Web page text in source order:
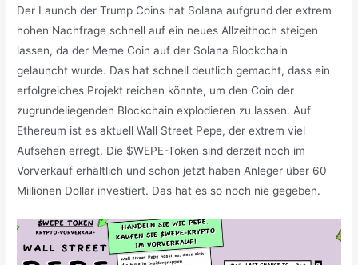
Der Launch der Trump Coins hat Solana aufgrund der extrem
hohen Nachfrage schnell auf ein neues Allzeithoch steigen
lassen, da der Meme Coin auf der Solana Blockchain
gelauncht wurde. Das hat schnell deutlich gemacht, dass ein
erfolgreiches Projekt reichen könnte, um den Coin der
zugrundeliegenden Blockchain explodieren zu lassen. Auf
Ethereum ist es aktuell Wall Street Pepe, der extrem viel
Aufsehen erregt. Die $WEPE-Token sind derzeit noch im
Vorverkauf erhältlich und schon jetzt haben Anleger über 60
Millionen Dollar investiert. Das hat es so noch nie gegeben.